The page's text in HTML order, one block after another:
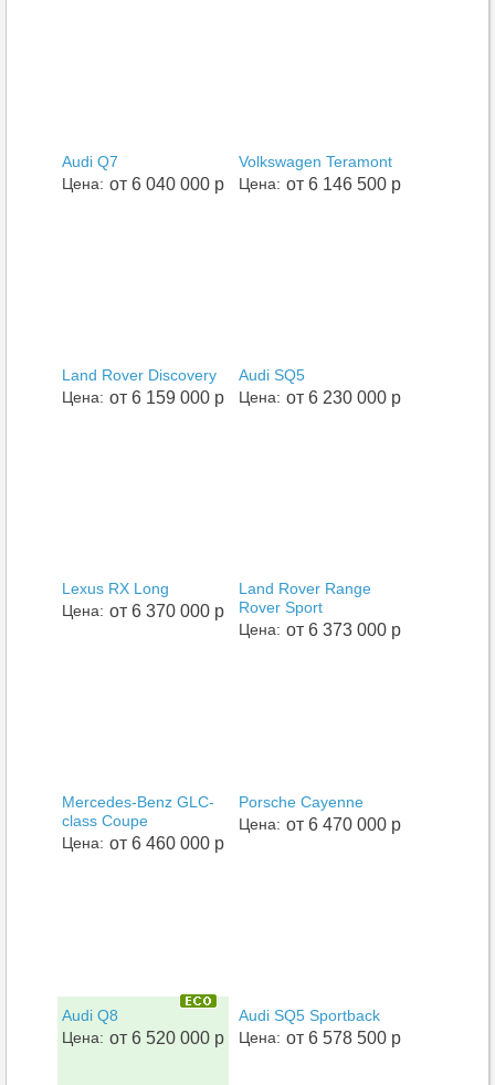
Audi Q7
от 6 040 000 р
Цена:
Volkswagen Teramont
от 6 146 500 р
Цена:
Land Rover Discovery
от 6 159 000 р
Цена:
Audi SQ5
от 6 230 000 р
Цена:
Lexus RX Long
от 6 370 000 р
Цена:
Land Rover Range
Rover Sport
от 6 373 000 р
Цена:
Mercedes-Benz GLC-
class Coupe
от 6 460 000 р
Цена:
Porsche Cayenne
от 6 470 000 р
Цена:
Audi Q8
от 6 520 000 р
Цена:
Audi SQ5 Sportback
от 6 578 500 р
Цена: